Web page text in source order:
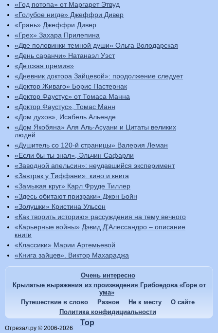
«Год потопа» от Маргарет Этвуд
«Голубое нигде» Джеффри Дивер
«Грань» Джеффри Дивер
«Грех» Захара Прилепина
«Две половинки темной души» Ольга Володарская
«День саранчи» Натанаэл Уэст
«Детская премия»
«Дневник доктора Зайцевой»: продолжение следует
«Доктор Живаго» Борис Пастернак
«Доктор Фаустус» от Томаса Манна
«Доктор Фаустус», Томас Манн
«Дом духов», Исабель Альенде
«Дом Якобяна» Аля Аль-Асуани и Цитаты великих
людей
«Душитель со 120-й страницы» Валерия Леман
«Если бы ты знал», Эльчин Сафарли
«Заводной апельсин»: неудавшийся эксперимент
«Завтрак у Тиффани»: кино и книга
«Замыкая круг» Карл Фруде Тиллер
«Здесь обитают призраки» Джон Бойн
«Золушки» Кристина Ульсон
«Как творить историю» рассуждения на тему вечного
«Карьерные войны» Дэвид Д’Алессандро – описание
книги
«Классики» Марии Артемьевой
«Книга зайцев». Виктор Махараджа
Очень интересно
Крылатые выражения из произведения Грибоедова «Горе от
ума»
Путешествие в слово
Разное Не к месту
О сайте
Политика конфидициальности
Отрезал.ру © 2006-2026
Top